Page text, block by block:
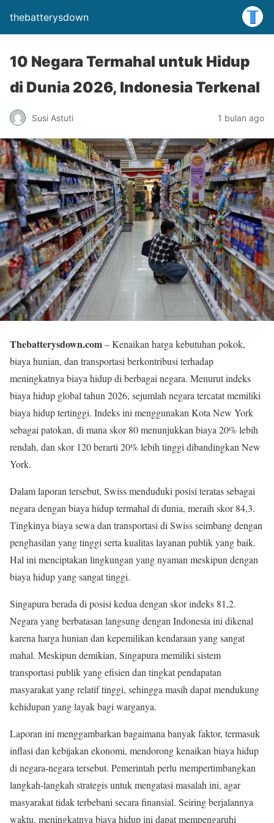
thebatterysdown
10 Negara Termahal untuk Hidup
di Dunia 2026, Indonesia Terkenal
Susi Astuti 1 bulan ago
Thebatterysdown.com– Kenaikan harga kebutuhan pokok,
biaya hunian, dan transportasi berkontribusi terhadap
meningkatnya biaya hidup di berbagai negara. Menurut indeks
biaya hidup global tahun 2026, sejumlah negara tercatat memiliki
biaya hidup tertinggi. Indeks ini menggunakan Kota New York
sebagai patokan, di mana skor 80 menunjukkan biaya 20% lebih
rendah, dan skor 120 berarti 20% lebih tinggi dibandingkan New
York.
Dalam laporan tersebut, Swiss menduduki posisi teratas sebagai
negara dengan biaya hidup termahal di dunia, meraih skor 84,3.
Tingkinya biaya sewa dan transportasi di Swiss seimbang dengan
penghasilan yang tinggi serta kualitas layanan publik yang baik.
Hal ini menciptakan lingkungan yang nyaman meskipun dengan
biaya hidup yang sangat tinggi.
Singapura berada di posisi kedua dengan skor indeks 81,2.
Negara yang berbatasan langsung dengan Indonesia ini dikenal
karena harga hunian dan kepemilikan kendaraan yang sangat
mahal. Meskipun demikian, Singapura memiliki sistem
transportasi publik yang efisien dan tingkat pendapatan
masyarakat yang relatif tinggi, sehingga masih dapat mendukung
kehidupan yang layak bagi warganya.
Laporan ini menggambarkan bagaimana banyak faktor, termasuk
inflasi dan kebijakan ekonomi, mendorong kenaikan biaya hidup
di negara-negara tersebut. Pemerintah perlu mempertimbangkan
langkah-langkah strategis untuk mengatasi masalah ini, agar
masyarakat tidak terbebani secara finansial. Seiring berjalannya
waktu, meningkatnya biaya hidup ini dapat mempengaruhi